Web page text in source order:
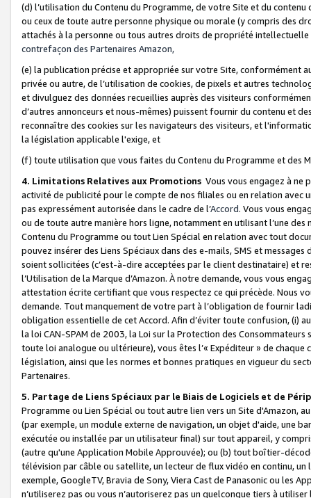
(d) l’utilisation du Contenu du Programme, de votre Site et du
ou ceux de toute autre personne physique ou morale (y compris des
attachés à la personne ou tous autres droits de propriété
contrefaçon des Partenaires Amazon,
(e) la publication précise et appropriée sur votre Site, conformément
privée ou autre, de l’utilisation de cookies, de pixels et autres
et divulguez des données recueillies auprès des visiteurs
d’autres annonceurs et nous-mêmes) puissent fournir du contenu et
reconnaître des cookies sur les navigateurs des visiteurs, et
la législation applicable l'exige, et
(f) toute utilisation que vous faites du Contenu du Programme et des
4. Limitations Relatives aux Promotions Vous vous engagez à ne
activité de publicité pour le compte de nos filiales ou en relation avec
pas expressément autorisée dans le cadre de l’Accord. Vous vous
ou de toute autre manière hors ligne, notamment en utilisant l’une
Contenu du Programme ou tout Lien Spécial en relation avec tout
pouvez insérer des Liens Spéciaux dans des e-mails, SMS et
soient sollicitées (c’est-à-dire acceptées par le client destinataire) et
l’Utilisation de la Marque d’Amazon. À notre demande, vous vous
attestation écrite certifiant que vous respectez ce qui précède. Nous
demande. Tout manquement de votre part à l’obligation de fournir
obligation essentielle de cet Accord. Afin d’éviter toute confusion, (i)
la loi CAN-SPAM de 2003, la Loi sur la Protection des
toute loi analogue ou ultérieure), vous êtes l’« Expéditeur » de
législation, ainsi que les normes et bonnes pratiques en vigueur du
Partenaires.
5. Partage de Liens Spéciaux par le Biais de Logiciels et de
Programme ou Lien Spécial ou tout autre lien vers un Site d'Amazon,
(par exemple, un module externe de navigation, un objet d'aide, une
exécutée ou installée par un utilisateur final) sur tout appareil, y
(autre qu'une Application Mobile Approuvée); ou (b) tout boîtier-
télévision par câble ou satellite, un lecteur de flux vidéo en continu,
exemple, GoogleTV, Bravia de Sony, Viera Cast de Panasonic ou les
n’utiliserez pas ou vous n’autoriserez pas un quelconque tiers à